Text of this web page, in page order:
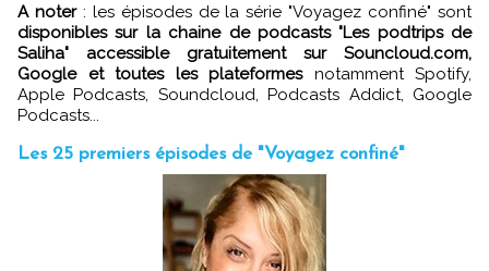
A noter : les épisodes de la série "Voyagez confiné" sont
disponibles sur la chaine de podcasts "Les podtrips de
Saliha" accessible gratuitement sur Souncloud.com,
Google et toutes les plateformes notamment Spotify,
Apple Podcasts, Soundcloud, Podcasts Addict, Google
Podcasts...
Les 25 premiers épisodes de "Voyagez confiné"